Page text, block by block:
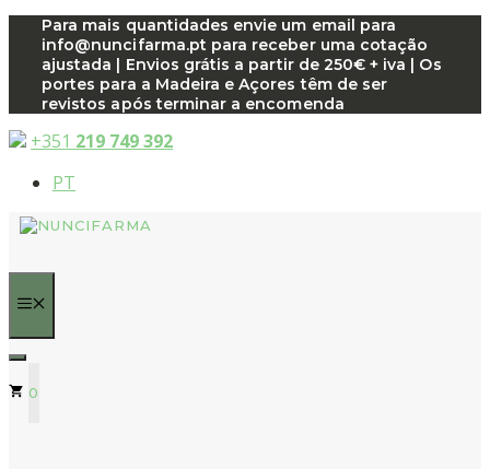
Saltar
para
conteúdo
Para mais quantidades envie um email para
info@nuncifarma.pt para receber uma cotação
ajustada | Envios grátis a partir de 250€ + iva | Os
portes para a Madeira e Açores têm de ser
revistos após terminar a encomenda
+351 219 749 392
PT
0